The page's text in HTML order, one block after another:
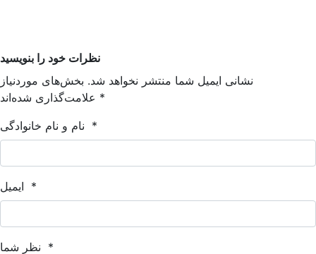
نظرات خود را بنویسید
نشانی ایمیل شما منتشر نخواهد شد. بخش‌های موردنیاز
*
*
*
*